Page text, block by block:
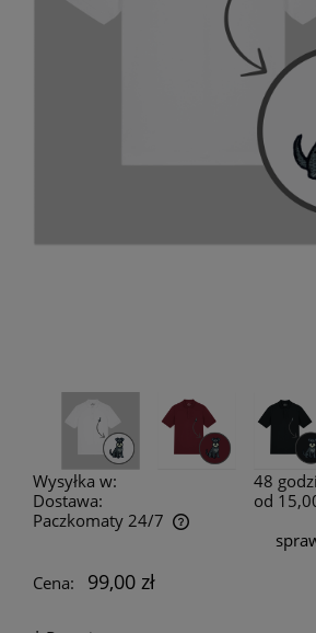
Wysyłka w:
48
Dostawa:
od
Paczkomaty 24/7
Cena nie zawiera ewentualnych
Cena:
99,00 zł